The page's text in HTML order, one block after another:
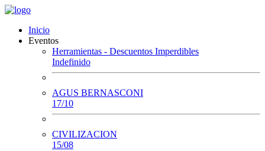
Inicio
Eventos
Herramientas - Descuentos Imperdibles
Indefinido
AGUS BERNASCONI
17/10
CIVILIZACION
15/08